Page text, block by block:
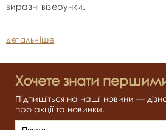
виразні візерунки.
детальніше
Хочете знати
Підпишіться на наші новини —
про акції та новинки.